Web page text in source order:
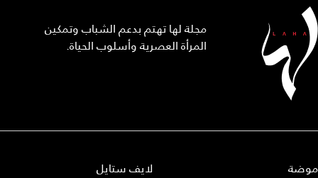
مجلة لها تهتم بدعم الشباب وتمكين
المرأة العصرية وأسلوب الحياة.
موضة
لايف ستايل